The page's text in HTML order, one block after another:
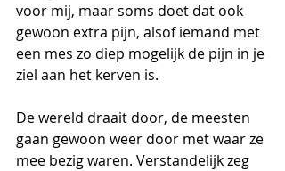
voor mij, maar soms doet dat ook
gewoon extra pijn, alsof iemand met
een mes zo diep mogelijk de pijn in je
ziel aan het kerven is.
De wereld draait door, de meesten
gaan gewoon weer door met waar ze
mee bezig waren. Verstandelijk zeg